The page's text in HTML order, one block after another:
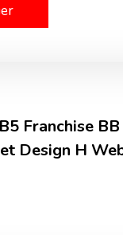
Franchise
Design H